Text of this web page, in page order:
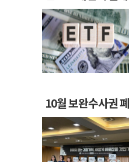
10월 보완수사권